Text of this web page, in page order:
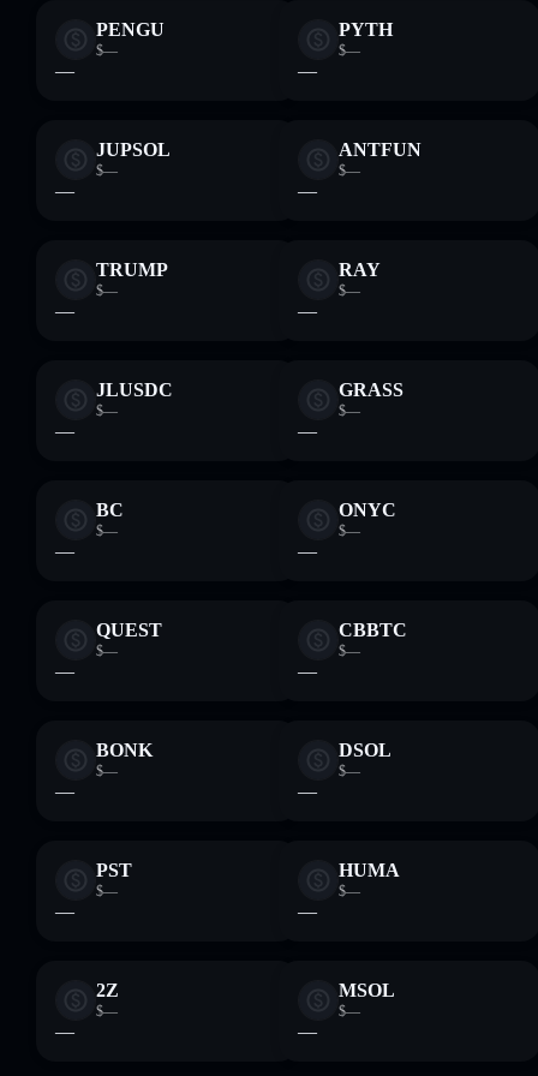
PENGU
$—
—
PYTH
$—
—
JUPSOL
$—
—
ANTFUN
$—
—
TRUMP
$—
—
RAY
$—
—
JLUSDC
$—
—
GRASS
$—
—
BC
$—
—
ONYC
$—
—
QUEST
$—
—
CBBTC
$—
—
BONK
$—
—
DSOL
$—
—
PST
$—
—
HUMA
$—
—
2Z
$—
—
MSOL
$—
—